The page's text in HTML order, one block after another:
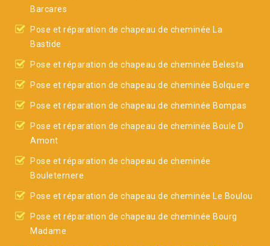
Barcares
Pose et réparation de chapeau de cheminée La
Bastide
Pose et réparation de chapeau de cheminée Belesta
Pose et réparation de chapeau de cheminée Bolquere
Pose et réparation de chapeau de cheminée Bompas
Pose et réparation de chapeau de cheminée Boule D
Amont
Pose et réparation de chapeau de cheminée
Bouleternere
Pose et réparation de chapeau de cheminée Le Boulou
Pose et réparation de chapeau de cheminée Bourg
Madame